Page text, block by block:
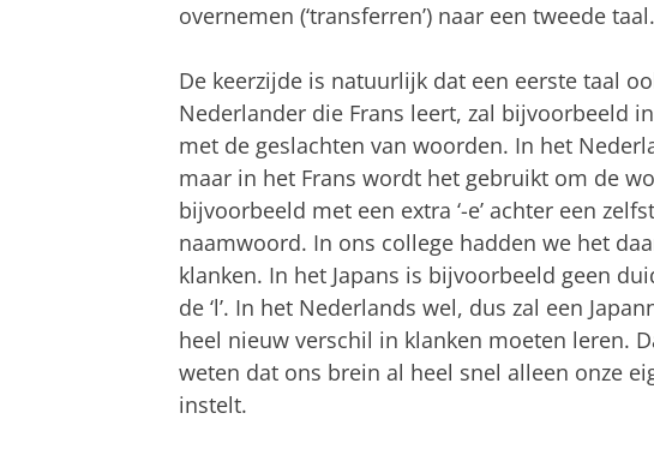
overnemen (‘transferren’) naar een tweede taal.
De keerzijde is natuurlijk dat een eerste taal
Nederlander die Frans leert, zal bijvoorbeeld
met de geslachten van woorden. In het
maar in het Frans wordt het gebruikt om de
bijvoorbeeld met een extra ‘-e’ achter een
naamwoord. In ons college hadden we het
klanken. In het Japans is bijvoorbeeld geen
de ‘l’. In het Nederlands wel, dus zal een
heel nieuw verschil in klanken moeten leren.
weten dat ons brein al heel snel alleen onze
instelt.